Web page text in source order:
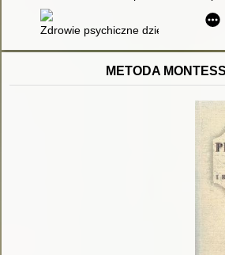
Zdrowie psychiczne dziecka : rola
METODA